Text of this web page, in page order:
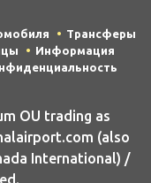
Трансферы
Информация
OU trading as
(also
International) /